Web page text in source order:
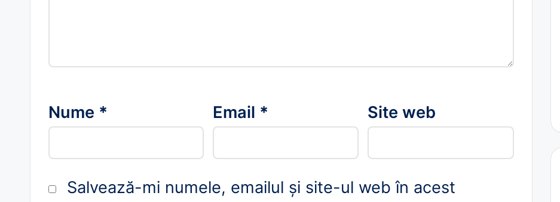
Nume * Email * Site web
Salvează-mi numele, emailul și site-ul web în acest